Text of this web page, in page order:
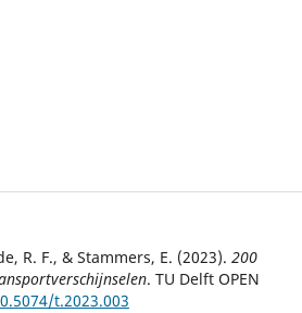
R. F., & Stammers, E. (2023). 200
. TU Delft OPEN
t.2023.003